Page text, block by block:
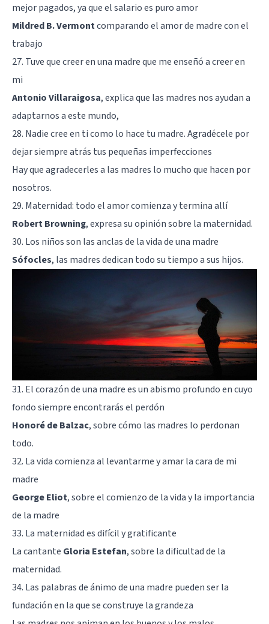
mejor pagados, ya que el salario es puro amor
Mildred B. Vermontcomparando el amor de madre con el
trabajo
27. Tuve que creer en una madre que me enseñó a creer en
mi
Antonio Villaraigosa, explica que las madres nos ayudan a
adaptarnos a este mundo,
28. Nadie cree en ti como lo hace tu madre. Agradécele por
dejar siempre atrás tus pequeñas imperfecciones
Hay que agradecerles a las madres lo mucho que hacen por
nosotros.
29. Maternidad: todo el amor comienza y termina allí
Robert Browning, expresa su opinión sobre la maternidad.
30. Los niños son las anclas de la vida de una madre
Sófocles, las madres dedican todo su tiempo a sus hijos.
31. El corazón de una madre es un abismo profundo en cuyo
fondo siempre encontrarás el perdón
Honoré de Balzac, sobre cómo las madres lo perdonan
todo.
32. La vida comienza al levantarme y amar la cara de mi
madre
George Eliot, sobre el comienzo de la vida y la importancia
de la madre
33. La maternidad es difícil y gratificante
La cantante Gloria Estefan, sobre la dificultad de la
maternidad.
34. Las palabras de ánimo de una madre pueden ser la
fundación en la que se construye la grandeza